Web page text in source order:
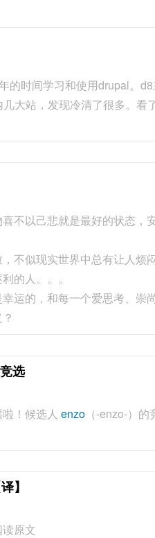
的时间学习和使用drupal。
大站，发现冷清了很多。看
不以己悲就是最好的状态，
不似现实世界中总有让人烦
的人。。。
运的，和每一个爱思考、崇
选
！候选人 enzo （-enzo-）
】
原文